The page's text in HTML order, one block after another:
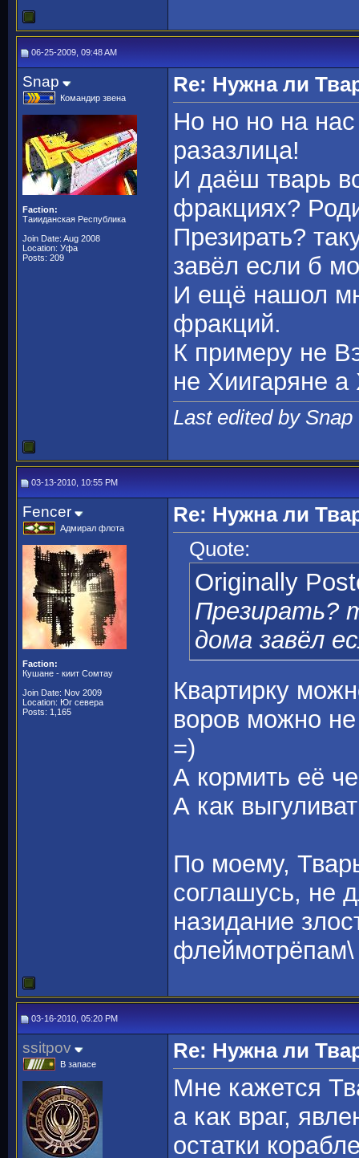
06-25-2009, 09:48 AM
Snap
Командир звена
Faction:
Таииданская Республика
Join Date: Aug 2008
Location: Уфа
Posts: 209
Re: Нужна ли
Но но но на
разазлица!
И даёш тварь
фракциях?
Презирать?
завёл если б
И ещё нашол
фракций.
К примеру не
не Хиигаряне
Last edited by
03-13-2010, 10:55 PM
Fencer
Адмирал флота
Faction:
Кушане - киит Сомтау
Join Date: Nov 2009
Location: Юг севера
Posts: 1,165
Re: Нужна ли
Quote:
Originally
Презирать?
дома завёл
Квартирку
воров можно
=)
А кормить её
А как
По моему,
соглашусь, не
назидание
флеймотрёпам\
03-16-2010, 05:20 PM
ssitpov
В запасе
Re: Нужна ли
Мне кажется
а как враг,
остатки